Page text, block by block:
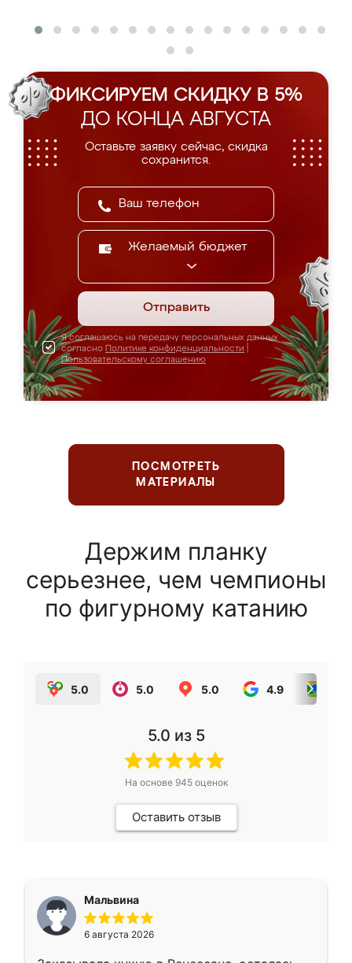
ФИКСИРУЕМ СКИДКУ В 5%
ДО КОНЦА АВГУСТА
Оставьте заявку сейчас, скидка
сохранится.
Желаемый бюджет
Отправить
Я соглашаюсь на передачу персональных данных
согласно Политике конфиденциальности
Пользовательскому соглашению
ПОСМОТРЕТЬ
МАТЕРИАЛЫ
Держим планку
серьезнее, чем чемпионы
по фигурному катанию
5.0 5.0 5.0 4.9
5.0 из 5
На основе 945оценок
Оставить отзыв
Мальвина
6 августа 2026